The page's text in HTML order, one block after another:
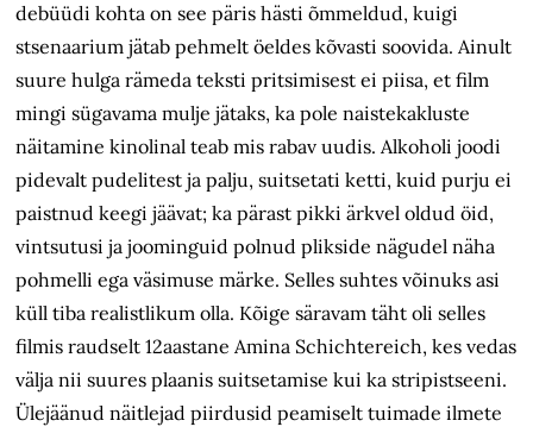
debüüdi kohta on see päris hästi õmmeldud, kuigi
stsenaarium jätab pehmelt öeldes kõvasti soovida. Ainult
suure hulga rämeda teksti pritsimisest ei piisa, et film
mingi sügavama mulje jätaks, ka pole naistekakluste
näitamine kinolinal teab mis rabav uudis. Alkoholi joodi
pidevalt pudelitest ja palju, suitsetati ketti, kuid purju ei
paistnud keegi jäävat; ka pärast pikki ärkvel oldud öid,
vintsutusi ja joominguid polnud plikside nägudel näha
pohmelli ega väsimuse märke. Selles suhtes võinuks asi
küll tiba realistlikum olla. Kõige säravam täht oli selles
filmis raudselt 12aastane Amina Schichtereich, kes vedas
välja nii suures plaanis suitsetamise kui ka stripistseeni.
Ülejäänud näitlejad piirdusid peamiselt tuimade ilmete